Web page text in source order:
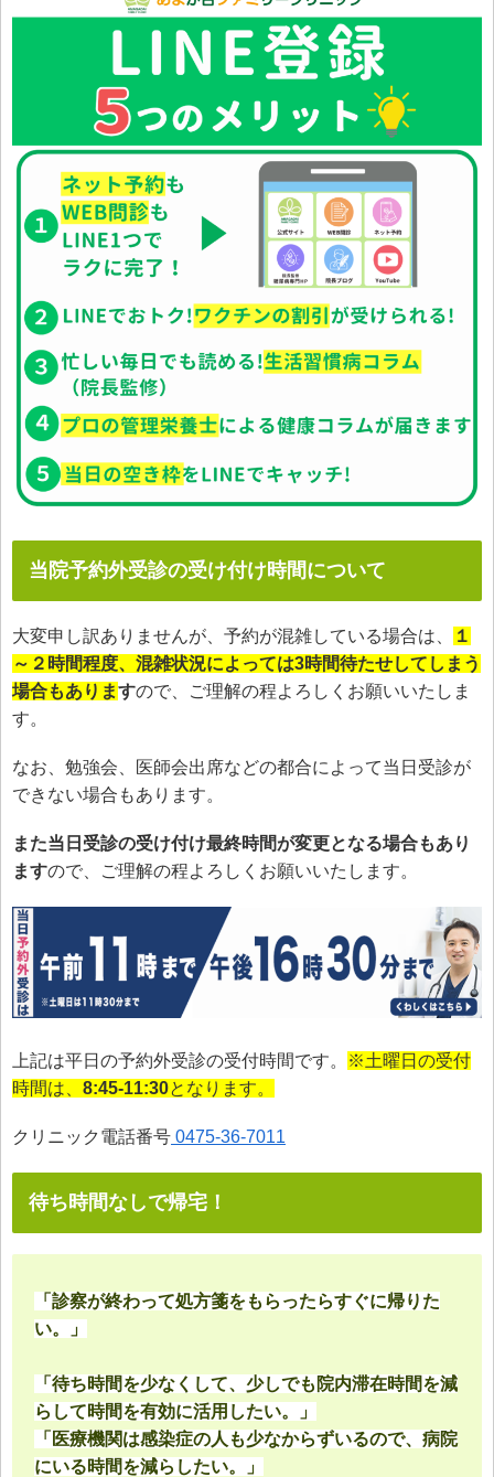
当院予約外受診の受け付け時間について
大変申し訳ありませんが、予約が混雑している場合は、
１
～２時間程度、混雑状況によっては3時間待たせしてしまう
場合もありますので、ご理解の程よろしくお願いいたしま
す。
なお、勉強会、医師会出席などの都合によって当日受診が
できない場合もあります。
また当日受診の受け付け最終時間が変更となる場合もあり
ますので、ご理解の程よろしくお願いいたします。
上記は平日の予約外受診の受付時間です。
※土曜日の受付
時間は、 8:45-11:30となります。
クリニック電話番号 0475-36-7011
待ち時間なしで帰宅！
「診察が終わって処方箋をもらったらすぐに帰りた
い。」
「待ち時間を少なくして、少しでも院内滞在時間を減
らして時間を有効に活用したい。」
「医療機関は感染症の人も少なからずいるので、病院
にいる時間を減らしたい。」